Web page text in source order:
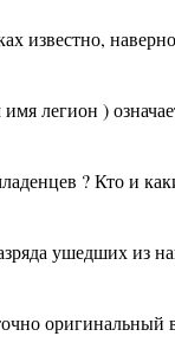
известно,
легион )
? Кто и
ушедших из
оригинальный